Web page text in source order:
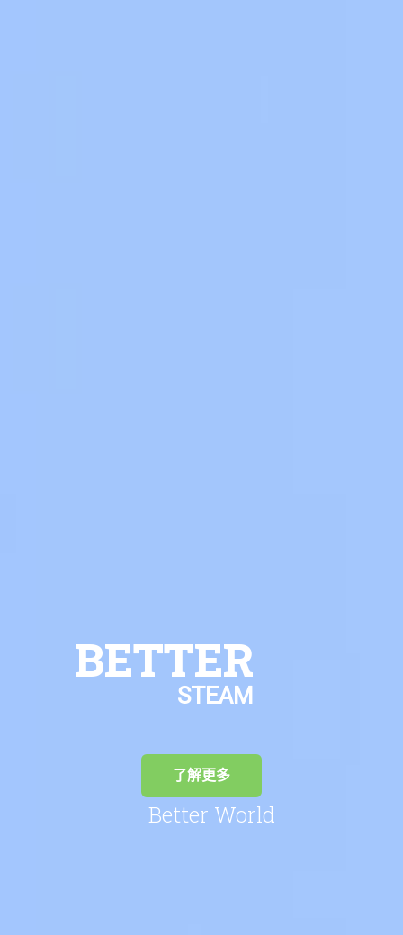
BETTER
STEAM
了解更多
Better World